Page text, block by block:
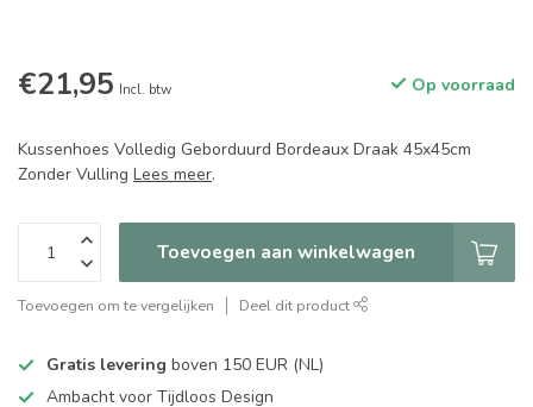
€21,95 Incl. btw Op voorraad
Kussenhoes Volledig Geborduurd Bordeaux Draak 45x45cm
Zonder Vulling Lees meer.
Toevoegen aan winkelwagen
Toevoegen om te vergelijken Deel dit product
Gratis levering boven 150 EUR (NL)
Ambacht voor Tijdloos Design